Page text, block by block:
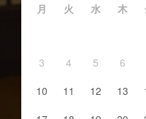
月 火 水 木
3
4 5 6
10
11 12 13